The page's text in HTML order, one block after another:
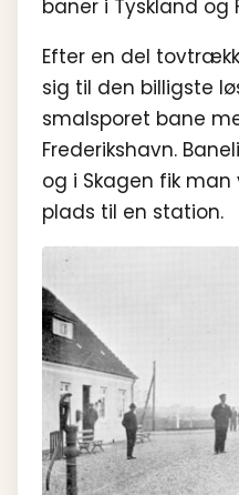
baner i Tyskland og
Efter en del
sig til den billigste
smalsporet bane
Frederikshavn.
og i Skagen fik
plads til en station.